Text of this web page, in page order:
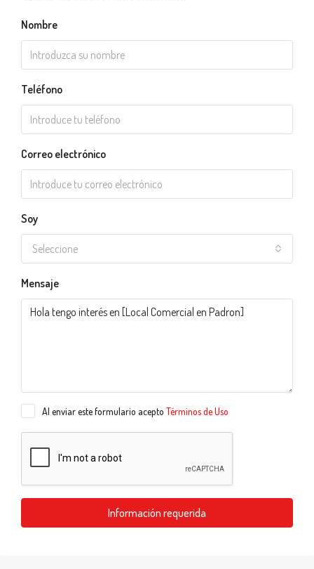
Nombre
Teléfono
Correo electrónico
Soy
Seleccione
Mensaje
Al enviar este formulario acepto Términos de Uso
Información requerida